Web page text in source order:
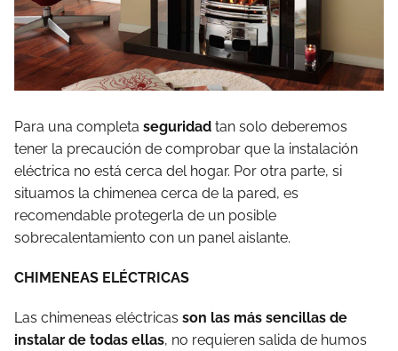
Para una completa seguridad tan solo deberemos
tener la precaución de comprobar que la instalación
eléctrica no está cerca del hogar. Por otra parte, si
situamos la chimenea cerca de la pared, es
recomendable protegerla de un posible
sobrecalentamiento con un panel aislante.
CHIMENEAS ELÉCTRICAS
Las chimeneas eléctricas son las más sencillas de
instalar de todas ellas, no requieren salida de humos